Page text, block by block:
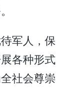
军人，保
各种形式
社会尊崇